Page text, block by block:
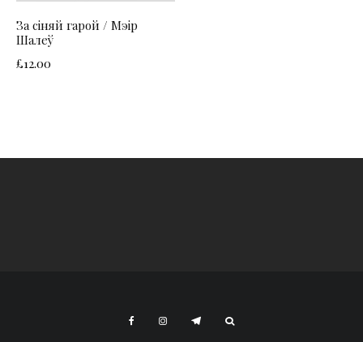
За сіняй гарой / Мэір
Шалеў
£12.00